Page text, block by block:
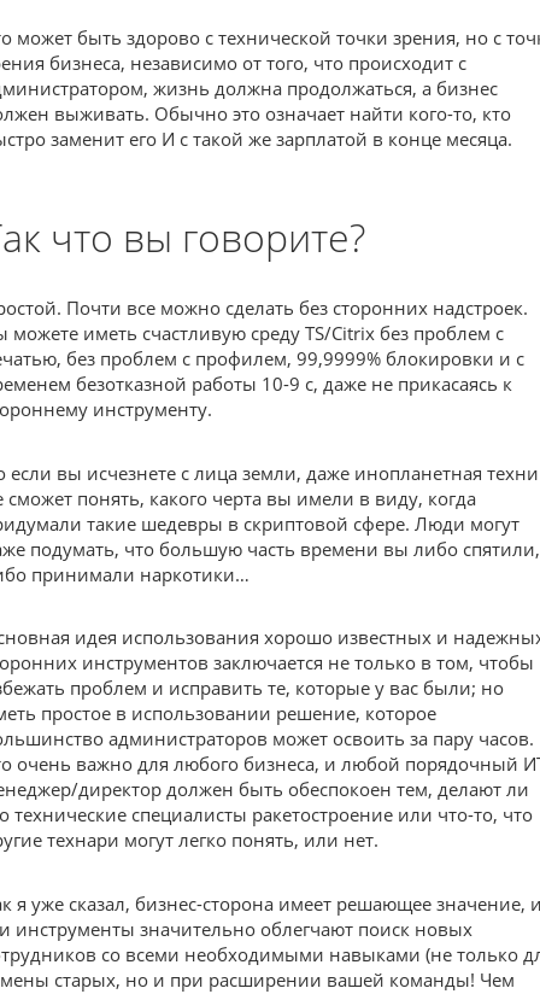
может быть здорово с технической точки зрения, но с
бизнеса, независимо от того, что происходит с
жизнь должна продолжаться, а бизнес
выживать. Обычно это означает найти кого-то, кто
заменит его И с такой же зарплатой в конце месяца.
что вы говорите?
Почти все можно сделать без сторонних надстроек.
можете иметь счастливую среду TS/Citrix без проблем с
без проблем с профилем, 99,9999% блокировки и с
безотказной работы 10-9 с, даже не прикасаясь к
инструменту.
если вы исчезнете с лица земли, даже инопланетная
сможет понять, какого черта вы имели в виду, когда
такие шедевры в скриптовой сфере. Люди могут
подумать, что большую часть времени вы либо спятили,
принимали наркотики…
идея использования хорошо известных и
инструментов заключается не только в том, чтобы
проблем и исправить те, которые у вас были; но
простое в использовании решение, которое
администраторов может освоить за пару часов.
очень важно для любого бизнеса, и любой порядочный
директор должен быть обеспокоен тем, делают ли
технические специалисты ракетостроение или что-то, что
технари могут легко понять, или нет.
я уже сказал, бизнес-сторона имеет решающее значение,
инструменты значительно облегчают поиск новых
со всеми необходимыми навыками (не только
старых, но и при расширении вашей команды! Чем